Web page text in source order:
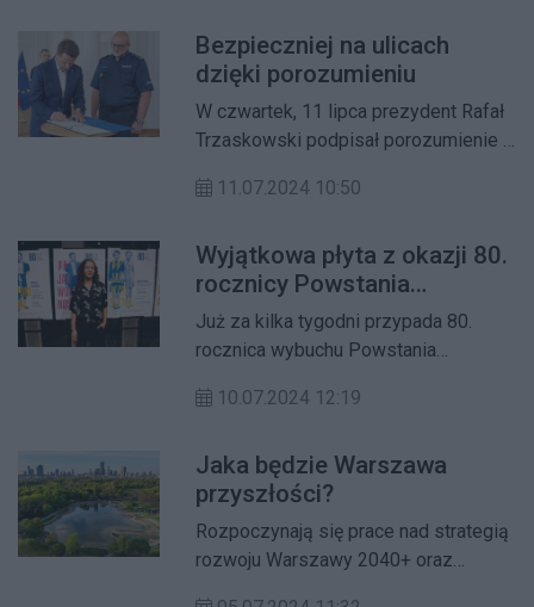
warszawskich zabytków.
Bezpieczniej na ulicach
dzięki porozumieniu
W czwartek, 11 lipca prezydent Rafał
Trzaskowski podpisał porozumienie z
i licencji pasażerskich oraz pojazdów
11.07.2024 10:50
Wyjątkowa płyta z okazji 80.
rocznicy Powstania
Warszawskiego
Już za kilka tygodni przypada 80.
rocznica wybuchu Powstania
Warszawa oraz Muzeum Powstania
wyjątkowych wydarzeń. Oprócz
oficjalnych uroczystości zaplanowano
wystawy, koncerty, gry miejskie, operę
oraz wydano płytę Moniki Brodki pt.
10.07.2024 12:19
Jaka będzie Warszawa
przyszłości?
Rozpoczynają się prace nad strategią
rozwoju Warszawy 2040+ oraz